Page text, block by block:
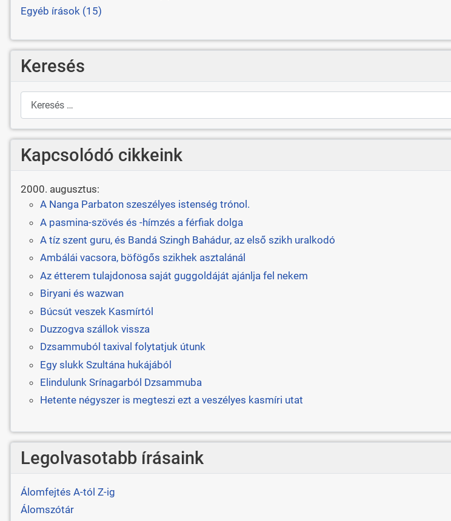
Egyéb írások (15)
Keresés
Keresés
Kapcsolódó cikkeink
2000. augusztus:
A Nanga Parbaton szeszélyes istenség trónol.
A pasmina-szövés és -hímzés a férfiak dolga
A tíz szent guru, és Bandá Szingh Bahádur, az első szikh uralkodó
Ambálái vacsora, böfögős szikhek asztalánál
Az étterem tulajdonosa saját guggoldáját ajánlja fel nekem
Biryani és wazwan
Búcsút veszek Kasmírtól
Duzzogva szállok vissza
Dzsammuból taxival folytatjuk útunk
Egy slukk Szultána hukájából
Elindulunk Srínagarból Dzsammuba
Hetente négyszer is megteszi ezt a veszélyes kasmíri utat
Legolvasotabb írásaink
Álomfejtés A-tól Z-ig
Álomszótár